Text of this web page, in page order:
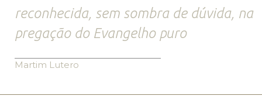
reconhecida, sem sombra de dúvida, na
pregação do Evangelho puro
Martim Lutero